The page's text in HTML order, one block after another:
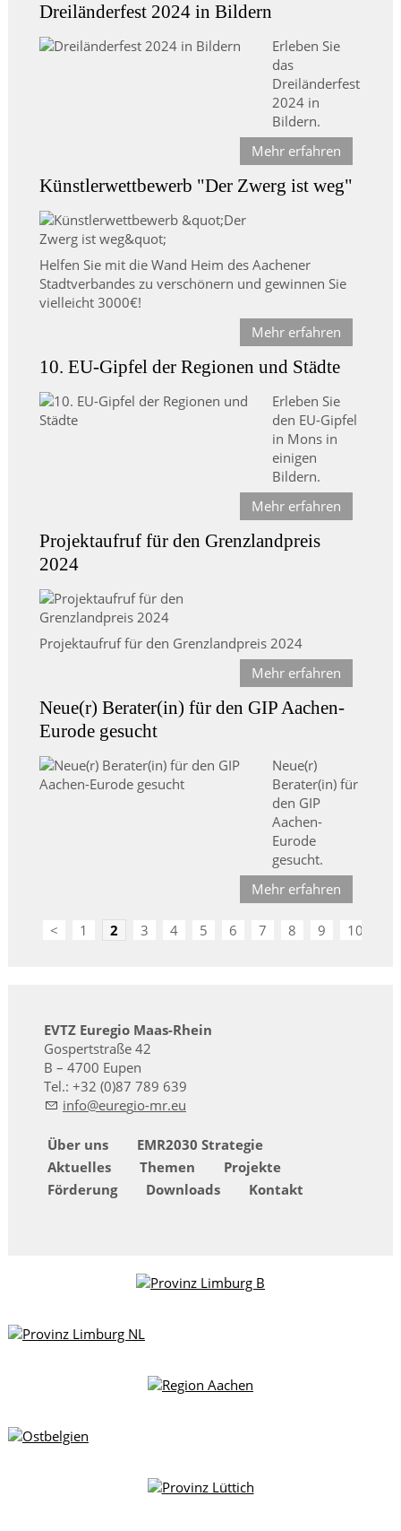
Dreiländerfest 2024 in Bildern
Erleben Sie
das
Dreiländerfest
2024 in
Bildern.
Mehr erfahren
Künstlerwettbewerb "Der Zwerg ist weg"
Helfen Sie mit die Wand Heim des Aachener
Stadtverbandes zu verschönern und gewinnen Sie
vielleicht 3000€!
Mehr erfahren
10. EU-Gipfel der Regionen und Städte
Erleben Sie
den EU-Gipfel
in Mons in
einigen
Bildern.
Mehr erfahren
Projektaufruf für den Grenzlandpreis
2024
Projektaufruf für den Grenzlandpreis 2024
Mehr erfahren
Neue(r) Berater(in) für den GIP Aachen-
Eurode gesucht
Neue(r)
Berater(in) für
den GIP
Aachen-
Eurode
gesucht.
Mehr erfahren
< 1 2 3 4 5 6 7 8 9 10
EVTZ Euregio Maas-Rhein
Gospertstraße 42
B – 4700 Eupen
Tel.: +32 (0)87 789 639
nf
r g -mr
Über uns
EMR2030 Strategie
Aktuelles
Themen
Projekte
Förderung
Downloads Kontakt